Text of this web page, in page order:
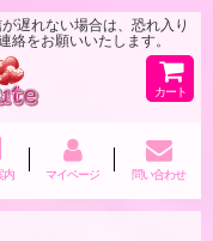
遅れない場合は、恐れ入り
絡をお願いいたします。
カート
内 マイページ 問い合わせ